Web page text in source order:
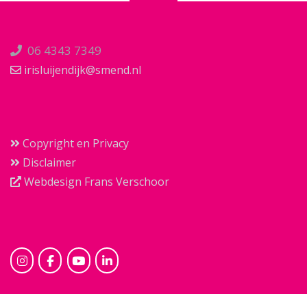
06 4343 7349
irisluijendijk@smend.nl
Copyright en Privacy
Disclaimer
Webdesign Frans Verschoor